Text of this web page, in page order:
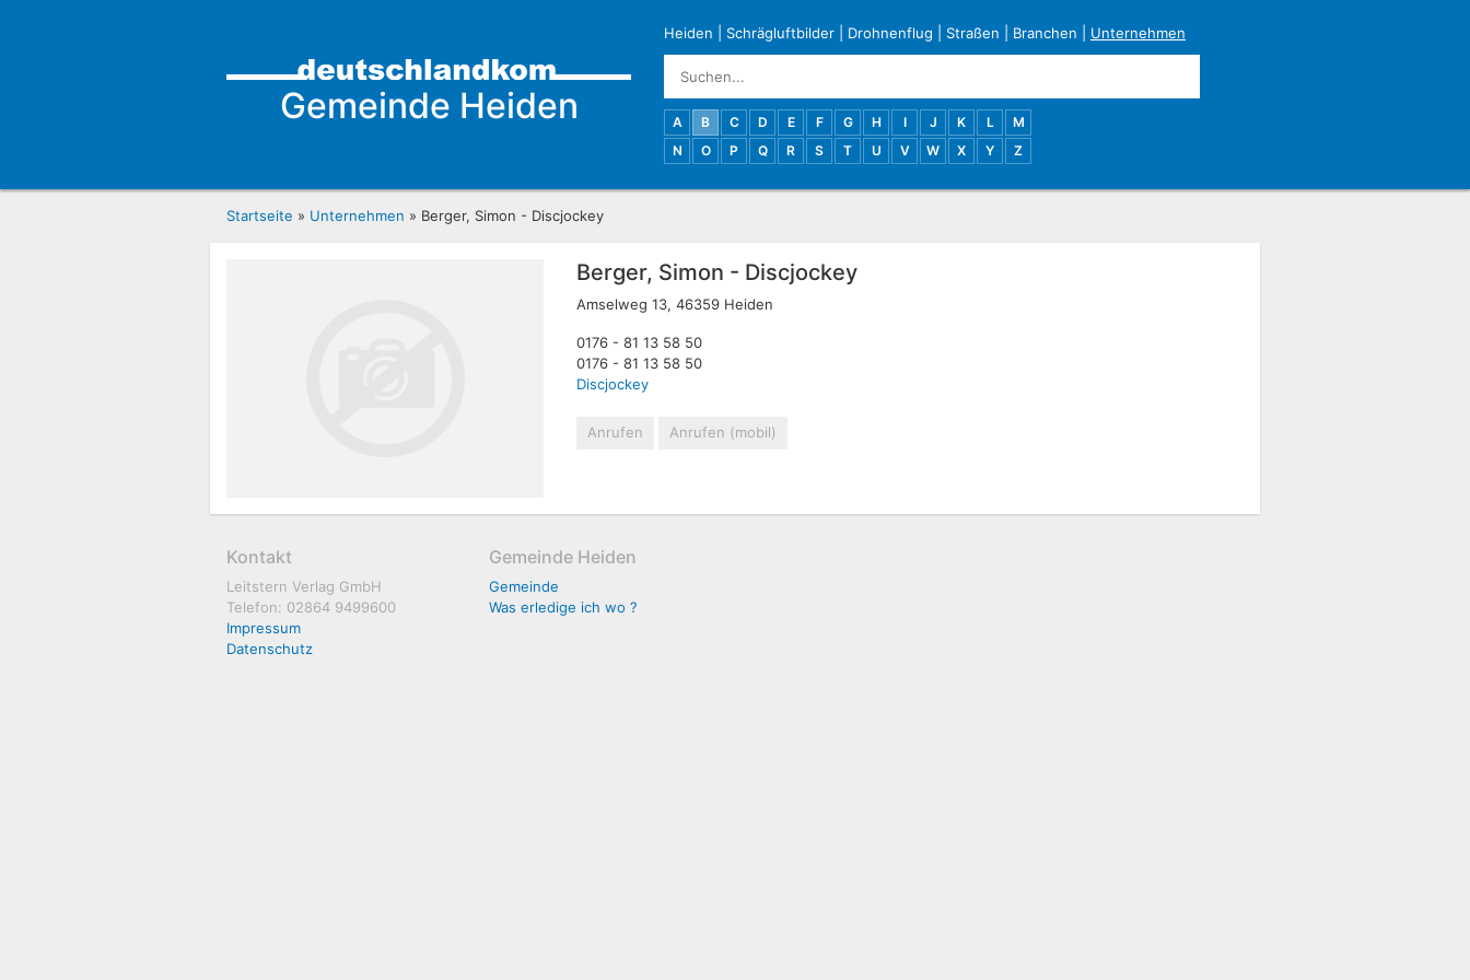
Gemeinde Heiden
Heiden Schrägluftbilder Drohnenflug Straßen Branchen Unternehmen
A B C D E F G H I J K L
M
N
O P Q R S T U V W X Y Z
Startseite » Unternehmen » Berger, Simon - Discjockey
Berger, Simon - Discjockey
Amselweg 13, 46359 Heiden
0176 - 81 13 58 50
0176 - 81 13 58 50
Discjockey
Anrufen Anrufen (mobil)
Kontakt
Leitstern Verlag GmbH
Telefon: 02864 9499600
Impressum
Datenschutz
Gemeinde Heiden
Gemeinde
Was erledige ich wo ?